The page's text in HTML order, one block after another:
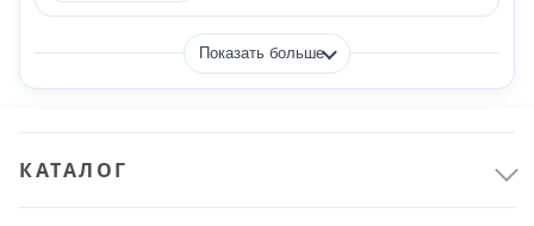
Apex 1
Показать больше
КАТАЛОГ